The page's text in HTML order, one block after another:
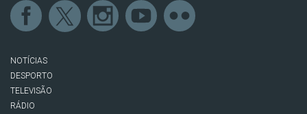
NOTÍCIAS
DESPORTO
TELEVISÃO
RÁDIO